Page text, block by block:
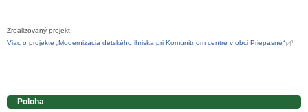
Zrealizovaný projekt:
Viac o projekte „Modernizácia detského ihriska pri Komunitnom centre v obci Priepasné“
Poloha